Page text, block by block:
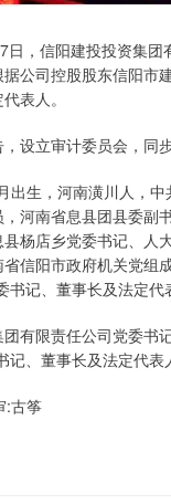
信阳建投投资集团
公司控股股东信阳
表人。
立审计委员会，同步
生，河南潢川人，中
河南省息县团县委
杨店乡党委书记、
信阳市政府机关党
记、董事长及法定代
限责任公司党委书
、董事长及法定代表
古筝